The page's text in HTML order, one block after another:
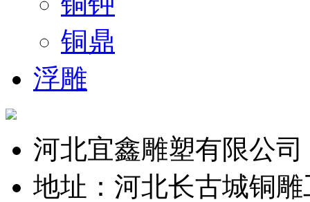
铜鼎
浮雕
河北宜鑫雕塑有限公司
地址：河北长古城铜